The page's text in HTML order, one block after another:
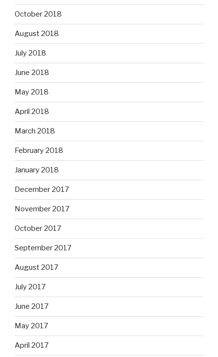
October 2018
August 2018
July 2018
June 2018
May 2018
April 2018
March 2018
February 2018
January 2018
December 2017
November 2017
October 2017
September 2017
August 2017
July 2017
June 2017
May 2017
April 2017